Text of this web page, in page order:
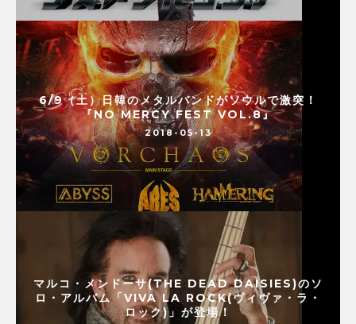
6/9（土）日韓のメタルバンドがソウルで激突！
『NO MERCY FEST VOL.8』
2018-05-13
マルコ・メンドーサ(THE DEAD DAISIES)のソ
ロ・アルバム「VIVA LA ROCK(ヴィヴァ・ラ・
ロック)」が登場！